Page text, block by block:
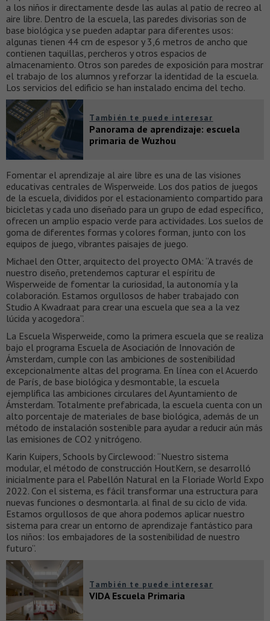
a los niños ir directamente desde las aulas al patio de recreo al
aire libre. Dentro de la escuela, las paredes divisorias son de
base biológica y se pueden adaptar para diferentes usos:
algunas tienen 44 cm de espesor y 3,6 metros de ancho que
contienen taquillas, percheros y otros espacios de
almacenamiento. Otros son paredes de exposición para mostrar
el trabajo de los alumnos y reforzar la identidad de la escuela.
Los servicios del edificio se han instalado encima del techo.
También te puede interesar
Panorama de aprendizaje: escuela
primaria de Wuzhou
Fomentar el aprendizaje al aire libre es una de las visiones
educativas centrales de Wisperweide. Los dos patios de juegos
de la escuela, divididos por el estacionamiento compartido para
bicicletas y cada uno diseñado para un grupo de edad específico,
ofrecen un amplio espacio verde para actividades. Los suelos de
goma de diferentes formas y colores forman, junto con los
equipos de juego, vibrantes paisajes de juego.
Michael den Otter, arquitecto del proyecto OMA: “A través de
nuestro diseño, pretendemos capturar el espíritu de
Wisperweide de fomentar la curiosidad, la autonomía y la
colaboración. Estamos orgullosos de haber trabajado con
Studio A Kwadraat para crear una escuela que sea a la vez
lúcida y acogedora”.
La Escuela Wisperweide, como la primera escuela que se realiza
bajo el programa Escuela de Asociación de Innovación de
Ámsterdam, cumple con las ambiciones de sostenibilidad
excepcionalmente altas del programa. En línea con el Acuerdo
de París, de base biológica y desmontable, la escuela
ejemplifica las ambiciones circulares del Ayuntamiento de
Ámsterdam. Totalmente prefabricada, la escuela cuenta con un
alto porcentaje de materiales de base biológica, además de un
método de instalación sostenible para ayudar a reducir aún más
las emisiones de CO2 y nitrógeno.
Karin Kuipers, Schools by Circlewood: “Nuestro sistema
modular, el método de construcción HoutKern, se desarrolló
inicialmente para el Pabellón Natural en la Floriade World Expo
2022. Con el sistema, es fácil transformar una estructura para
nuevas funciones o desmontarla. al final de su ciclo de vida.
Estamos orgullosos de que ahora podemos aplicar nuestro
sistema para crear un entorno de aprendizaje fantástico para
los niños: los embajadores de la sostenibilidad de nuestro
futuro”.
También te puede interesar
VIDA Escuela Primaria